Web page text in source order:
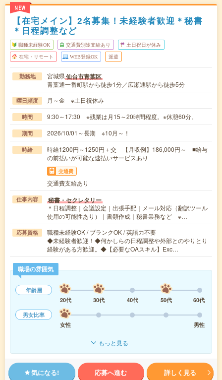
NEW
【在宅メイン】2名募集！未経験者歓迎＊秘書
＊日程調整など
職種未経験OK 交通費別途支給あり 土日祝日が休み
在宅・リモート WEB登録OK 派遣
勤務地 宮城県仙台市青葉区
青葉通一番町駅から徒歩1分／広瀬通駅から徒歩5分
曜日頻度 月～金 ※土日祝休み
時間 9:30～17:30 ※残業は月15～20時間程度。※休憩60分。
期間 2026/10/01～長期 ※10月～！
時給
時給1200円～1250円＋交 【月収例】186,000円～ ■給与
の前払いが可能な速払いサービスあり
交通費
交通費支給あり
仕事内容 秘書・セクレタリー
＊日程調整｜会議設定｜出張手配｜メール対応（翻訳ツール
使用の可能性あり）｜書類作成｜秘書業務など ※…
応募資格
職種未経験OK / ブランクOK / 英語力不要
◆未経験者歓迎！◆何かしらの日程調整や外部とのやりとり
経験がある方歓迎。◆【必要なOAスキル】Exc…
職場の雰囲気
年齢層
20代
30代 40代 50代
60代
男女比率
女性
男性
もっと見る
気になる! 応募へ進む 詳しく見る